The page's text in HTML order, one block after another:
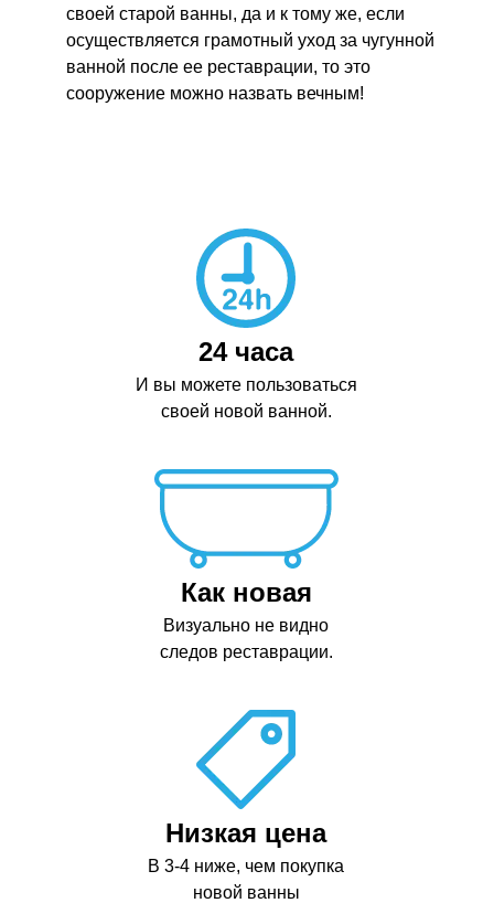
своей старой ванны, да и к тому же, если
осуществляется грамотный уход за чугунной
ванной после ее реставрации, то это
сооружение можно назвать вечным!
24 часа
И вы можете пользоваться
своей новой ванной.
Как новая
Визуально не видно
следов реставрации.
Низкая цена
В 3-4 ниже, чем покупка
новой ванны